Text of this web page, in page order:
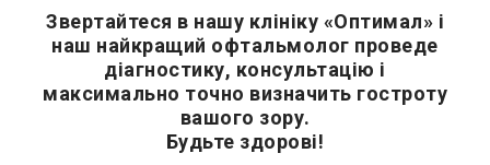
Звертайтеся в нашу клініку «Оптимал» і
наш найкращий офтальмолог проведе
діагностику, консультацію і
максимально точно визначить гостроту
вашого зору.
Будьте здорові!